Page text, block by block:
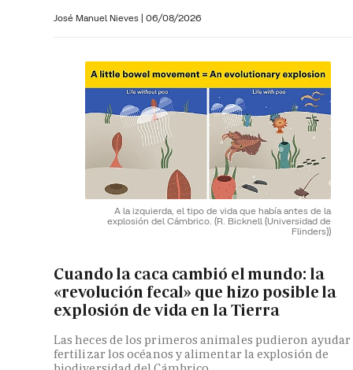
José Manuel Nieves | 06/08/2026
A la izquierda, el tipo de vida que había antes de la
explosión del Cámbrico. (R. Bicknell (Universidad de
Flinders))
Cuando la caca cambió el mundo: la
«revolución fecal» que hizo posible la
explosión de vida en la Tierra
Las heces de los primeros animales pudieron ayudar
fertilizar los océanos y alimentar la explosión de